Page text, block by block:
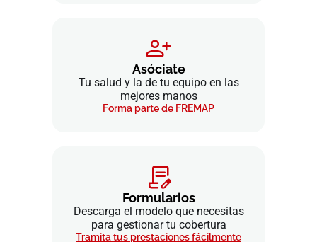
Asóciate
Tu salud y la de tu equipo en las
mejores manos
Forma parte de FREMAP
Formularios
Descarga el modelo que necesitas
para gestionar tu cobertura
Tramita tus prestaciones fácilmente